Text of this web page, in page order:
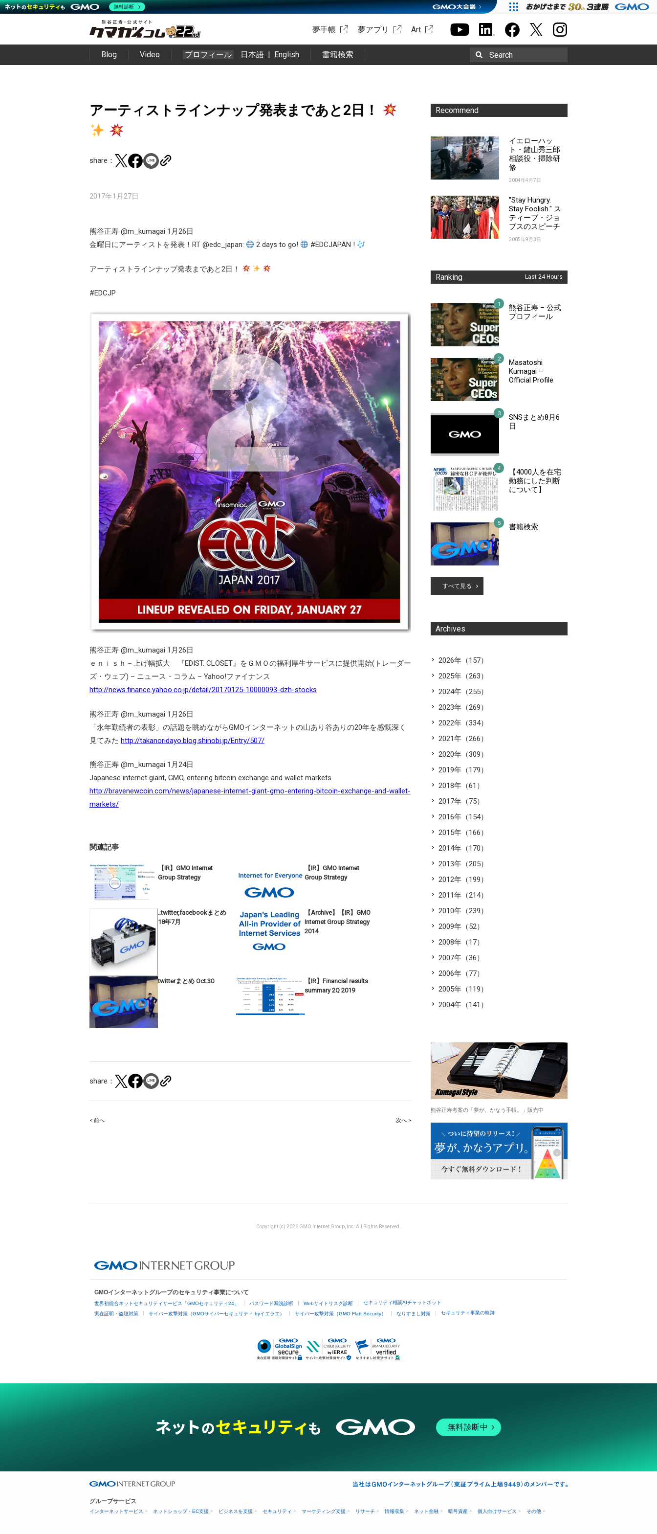
夢手帳 夢アプリ Art
Blog Video プロフィール 日本語 | English 書籍検索 Search
アーティストラインナップ発表まであと2日！
share：
2017年1月27日
熊谷正寿 ‏@m_kumagai 1月26日
金曜日にアーティストを発表！RT @edc_japan:
2 days to go! #EDCJAPAN !
アーティストラインナップ発表まであと2日！
#EDCJP
熊谷正寿 ‏@m_kumagai 1月26日
ｅｎｉｓｈ－上げ幅拡大 『EDIST. CLOSET』をＧＭＯの福利厚生サービスに提供開始(トレーダー
ズ・ウェブ) – ニュース・コラム – Yahoo!ファイナンス
http://news.finance.yahoo.co.jp/detail/20170125-10000093-dzh-stocks
熊谷正寿 ‏@m_kumagai 1月26日
「永年勤続者の表彰」の話題を眺めながらGMOインターネットの山あり谷ありの20年を感慨深く
見てみた http://takanoridayo.blog.shinobi.jp/Entry/507/
熊谷正寿 ‏@m_kumagai 1月24日
Japanese internet giant, GMO, entering bitcoin exchange and wallet markets
http://bravenewcoin.com/news/japanese-internet-giant-gmo-entering-bitcoin-exchange-and-wallet-
markets/
関連記事
【IR】GMO Internet
Group Strategy
【IR】GMO Internet
Group Strategy
_twitter,facebookまとめ
18年7月
【Archive】【IR】GMO
Internet Group Strategy
2014
twitterまとめ Oct.30
【IR】Financial results
summary 2Q 2019
share：
Post
< 前へ 次へ >
Recommend
イエローハッ
ト・鍵山秀三郎
相談役・掃除研
修
2004年4月7日
"Stay Hungry.
Stay Foolish." ス
ティーブ・ジョ
ブスのスピーチ
2005年9月3日
Ranking Last 24 Hours
熊谷正寿 – 公式
プロフィール
Masatoshi
Kumagai –
Official Profile
SNSまとめ8月6
日
【4000人を在宅
勤務にした判断
について】
書籍検索
すべて見る
Archives
2026年（157）
2025年（263）
2024年（255）
2023年（269）
2022年（334）
2021年（266）
2020年（309）
2019年（179）
2018年（61）
2017年（75）
2016年（154）
2015年（166）
2014年（170）
2013年（205）
2012年（199）
2011年（214）
2010年（239）
2009年（52）
2008年（17）
2007年（36）
2006年（77）
2005年（119）
2004年（141）
熊谷正寿考案の「夢が、かなう手帳。」販売中
Copyright (c) 2026 GMO Internet Group, Inc. All Rights Reserved.
GMOインターネットグループのセキュリティ事業について
世界初総合ネットセキュリティサービス「GMOセキュリティ24」 パスワード漏洩診断 Webサイトリスク診断 セキュリティ相談AIチャットボット
実在証明・盗聴対策 サイバー攻撃対策（GMOサイバーセキュリティ byイエラエ） サイバー攻撃対策（GMO Flatt Security） なりすまし対策 セキュリティ事業の軌跡
無料診断中
グループサービス
インターネットサービス ネットショップ・EC支援 ビジネスを支援 セキュリティ マーケティング支援 リサーチ 情報収集 ネット金融 暗号資産 個人向けサービス その他
無料診断